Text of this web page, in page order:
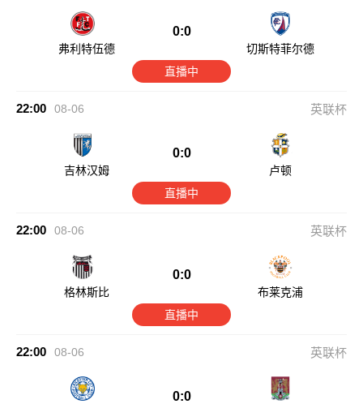
弗利特伍德
0:0
切斯特菲尔德
直播中
22:00 08-06 英联杯
吉林汉姆
0:0
卢顿
直播中
22:00 08-06 英联杯
格林斯比
0:0
布莱克浦
直播中
22:00 08-06 英联杯
0:0